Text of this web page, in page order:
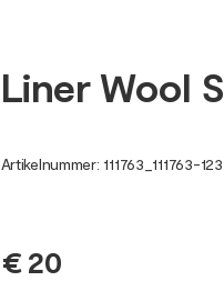
Liner Wool
Artikelnummer: 111763 111763-123
€ 20